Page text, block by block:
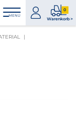
MENÜ
zum
Konto
0
Warenkorb >
0